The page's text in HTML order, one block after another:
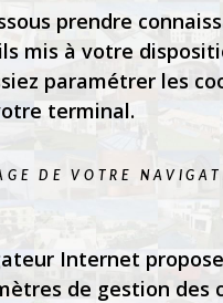
prendre
mis à votre
paramétrer les
terminal.
DE VOTRE
Internet
de gestion des